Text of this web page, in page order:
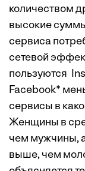
количеством
высокие
сервиса
сетевой
пользуются
Facebook*
сервисы в
Женщины в
чем мужчины,
выше, чем